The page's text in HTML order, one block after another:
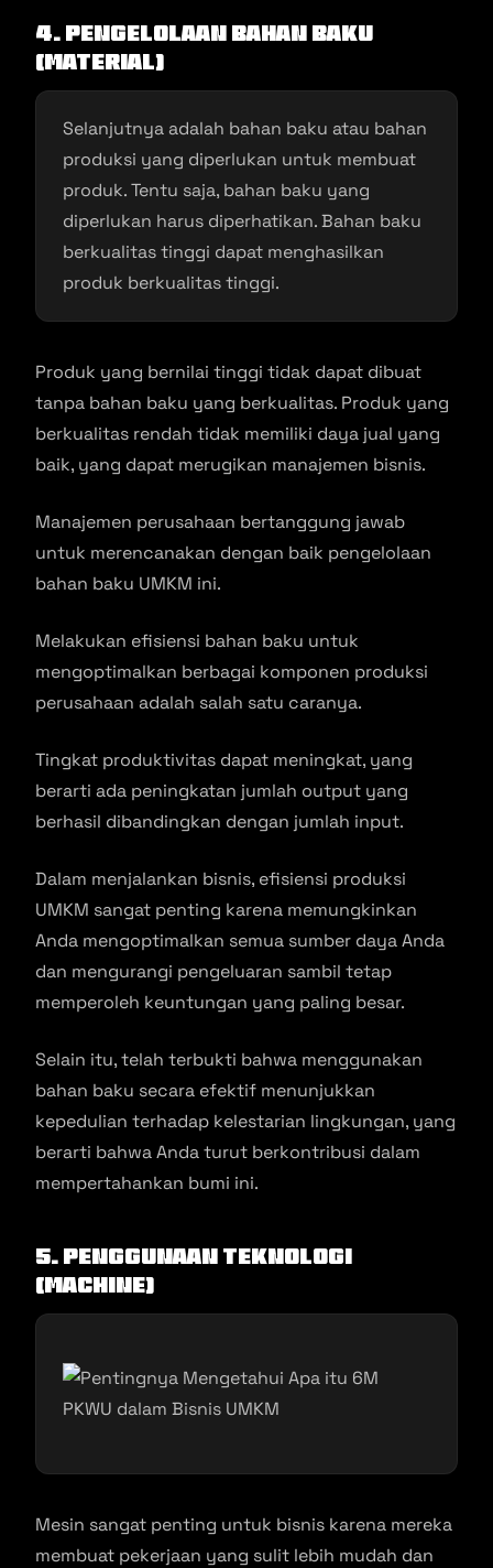
4. Pengelolaan Bahan Baku
(Material)
Selanjutnya adalah bahan baku atau bahan
produksi yang diperlukan untuk membuat
produk. Tentu saja, bahan baku yang
diperlukan harus diperhatikan. Bahan baku
berkualitas tinggi dapat menghasilkan
produk berkualitas tinggi.
Produk yang bernilai tinggi tidak dapat dibuat
tanpa bahan baku yang berkualitas. Produk yang
berkualitas rendah tidak memiliki daya jual yang
baik, yang dapat merugikan manajemen bisnis.
Manajemen perusahaan bertanggung jawab
untuk merencanakan dengan baik pengelolaan
bahan baku UMKM ini.
Melakukan efisiensi bahan baku untuk
mengoptimalkan berbagai komponen produksi
perusahaan adalah salah satu caranya.
Tingkat produktivitas dapat meningkat, yang
berarti ada peningkatan jumlah output yang
berhasil dibandingkan dengan jumlah input.
Dalam menjalankan bisnis, efisiensi produksi
UMKM sangat penting karena memungkinkan
Anda mengoptimalkan semua sumber daya Anda
dan mengurangi pengeluaran sambil tetap
memperoleh keuntungan yang paling besar.
Selain itu, telah terbukti bahwa menggunakan
bahan baku secara efektif menunjukkan
kepedulian terhadap kelestarian lingkungan, yang
berarti bahwa Anda turut berkontribusi dalam
mempertahankan bumi ini.
5. Penggunaan Teknologi
(Machine)
Mesin sangat penting untuk bisnis karena mereka
membuat pekerjaan yang sulit lebih mudah dan